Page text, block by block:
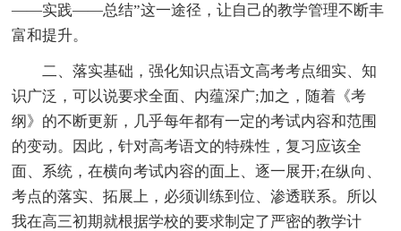
——实践——总结”这一途径，让自己的教学管理不断丰
富和提升。
二、落实基础，强化知识点语文高考考点细实、知
识广泛，可以说要求全面、内蕴深广;加之，随着《考
纲》的不断更新，几乎每年都有一定的考试内容和范围
的变动。因此，针对高考语文的特殊性，复习应该全
面、系统，在横向考试内容的面上、逐一展开;在纵向、
考点的落实、拓展上，必须训练到位、渗透联系。所以
我在高三初期就根据学校的要求制定了严密的教学计